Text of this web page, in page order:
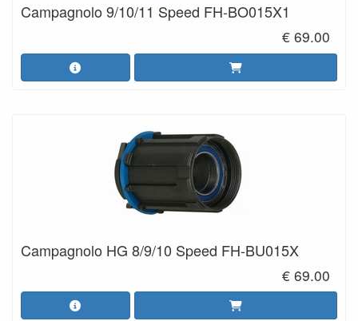
Campagnolo 9/10/11 Speed FH-BO015X1
€ 69.00
Campagnolo HG 8/9/10 Speed FH-BU015X
€ 69.00